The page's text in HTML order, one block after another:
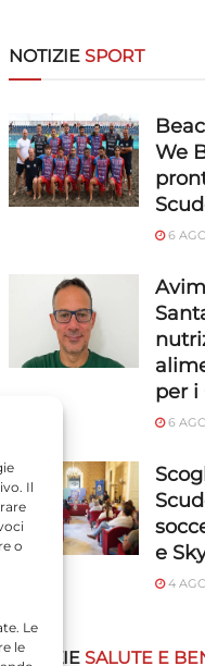
Il
o
Le
le
NOTIZIE SPORT
We
6
per i
6
e
4
NOTIZIE SALUTE E